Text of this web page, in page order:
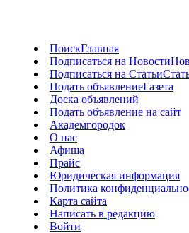
ПоискГлавная
Подписаться на Новости
Подписаться на Статьи
Подать объявлениеГазета
Доска объявлений
Подать объявление на сайт
Академгородок
О нас
Афиша
Прайс
Юридическая информация
Политика
Карта сайта
Написать в редакцию
Войти